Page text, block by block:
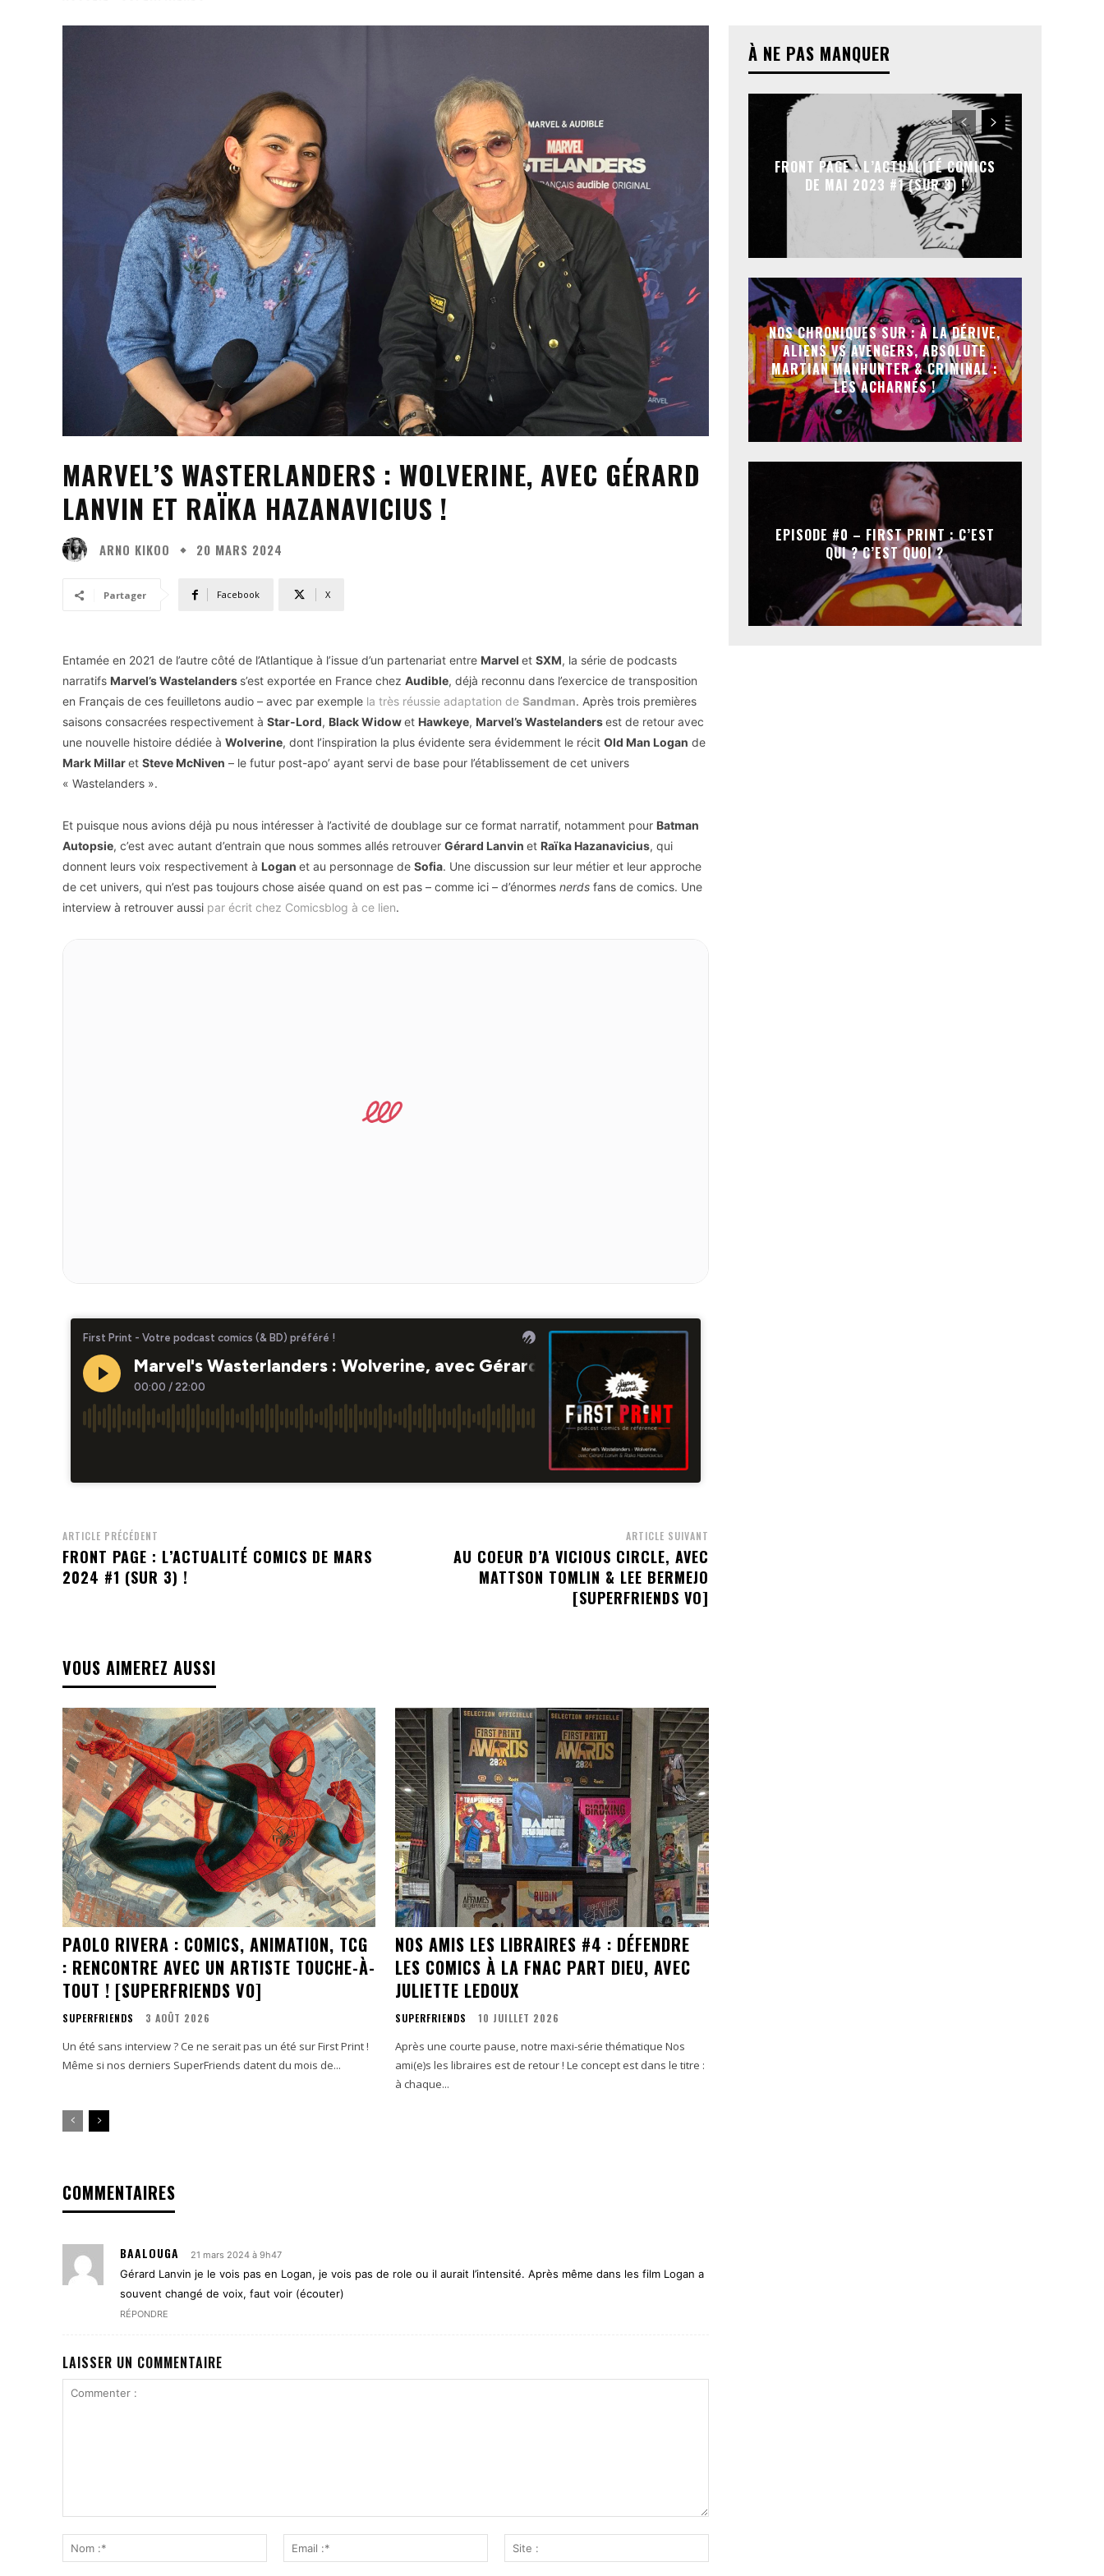
MARVEL’S WASTERLANDERS : WOLVERINE, AVEC GÉRARD
LANVIN ET RAÏKA HAZANAVICIUS !
ARNO KIKOO 20 MARS 2024
Partager Facebook X
Entamée en 2021 de l’autre côté de l’Atlantique à l’issue d’un partenariat entre Marvel et SXM, la série de podcasts
narratifs Marvel’s Wastelanders s’est exportée en France chez Audible, déjà reconnu dans l’exercice de transposition
en Français de ces feuilletons audio – avec par exemple la très réussie adaptation de Sandman. Après trois premières
saisons consacrées respectivement à Star-Lord, Black Widowet Hawkeye, Marvel’s Wastelandersest de retour avec
une nouvelle histoire dédiée à Wolverine, dont l’inspiration la plus évidente sera évidemment le récit Old Man Logan de
Mark Millaret Steve McNiven – le futur post-apo’ ayant servi de base pour l’établissement de cet univers
« Wastelanders ».
Et puisque nous avions déjà pu nous intéresser à l’activité de doublage sur ce format narratif, notamment pour Batman
Autopsie, c’est avec autant d’entrain que nous sommes allés retrouver Gérard Lanvin et Raïka Hazanavicius, qui
donnent leurs voix respectivement à Logan et au personnage de Sofia. Une discussion sur leur métier et leur approche
de cet univers, qui n’est pas toujours chose aisée quand on est pas – comme ici – d’énormes nerds fans de comics. Une
interview à retrouver aussi par écrit chez Comicsblog à ce lien.
ARTICLE PRÉCÉDENT
FRONT PAGE : L’ACTUALITÉ COMICS DE MARS
2024 #1 (SUR 3) !
ARTICLE SUIVANT
AU COEUR D’A VICIOUS CIRCLE, AVEC
MATTSON TOMLIN & LEE BERMEJO
[SUPERFRIENDS VO]
VOUS AIMEREZ AUSSI
PAOLO RIVERA : COMICS, ANIMATION, TCG
: RENCONTRE AVEC UN ARTISTE TOUCHE-À-
TOUT ! [SUPERFRIENDS VO]
SUPERFRIENDS 3 AOÛT 2026
Un été sans interview ? Ce ne serait pas un été sur First Print !
Même si nos derniers SuperFriends datent du mois de...
NOS AMIS LES LIBRAIRES #4 : DÉFENDRE
LES COMICS À LA FNAC PART DIEU, AVEC
JULIETTE LEDOUX
SUPERFRIENDS 10 JUILLET 2026
Après une courte pause, notre maxi-série thématique Nos
ami(e)s les libraires est de retour ! Le concept est dans le titre :
à chaque...
COMMENTAIRES
BAALOUGA 21 mars 2024 à 9h47
Gérard Lanvin je le vois pas en Logan, je vois pas de role ou il aurait l’intensité. Après même dans les film Logan a
souvent changé de voix, faut voir (écouter)
RÉPONDRE
LAISSER UN COMMENTAIRE
:*
Email
:*
:
À NE PAS MANQUER
FRONT PAGE : L’ACTUALITÉ COMICS
DE MAI 2023 #1 (SUR 3) !
NOS CHRONIQUES SUR : À LA DÉRIVE,
ALIENS VS AVENGERS, ABSOLUTE
MARTIAN MANHUNTER & CRIMINAL :
LES ACHARNÉS !
EPISODE #0 – FIRST PRINT : C’EST
QUI ? C’EST QUOI ?